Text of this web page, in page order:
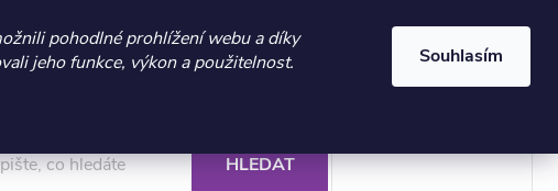
nad 3.000 Kč | Platnost do 21.9.2026 ⏰ | Kód: LÉTO2026
pohodlné prohlížení webu a díky
jeho funkce, výkon a použitelnost.
Souhlasím
+420 604 269 200
zboží Podmínky ochrany osobních údajů
HLEDAT